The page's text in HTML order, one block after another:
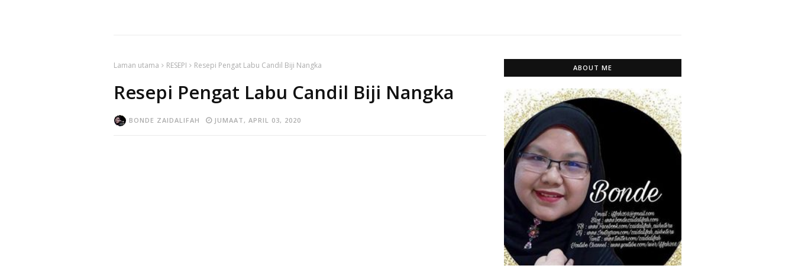
Laman utama RESEPI Resepi Pengat Labu Candil Biji Nangka
Resepi Pengat Labu Candil Biji Nangka
BONDE ZAIDALIFAH JUMAAT, APRIL 03, 2020
ABOUT ME